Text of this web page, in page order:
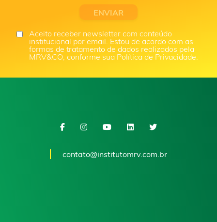
Aceito receber newsletter com conteúdo
institucional por email. Estou de acordo com as
formas de tratamento de dados realizados pela
MRV&CO, conforme sua Política de Privacidade.
contato@institutomrv.com.br